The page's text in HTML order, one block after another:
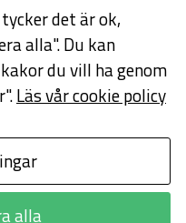
det är ok,
alla". Du kan
du vill ha genom
Läs vår cookie policy
alla